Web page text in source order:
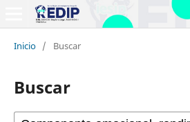
Inicio / Buscar
Buscar